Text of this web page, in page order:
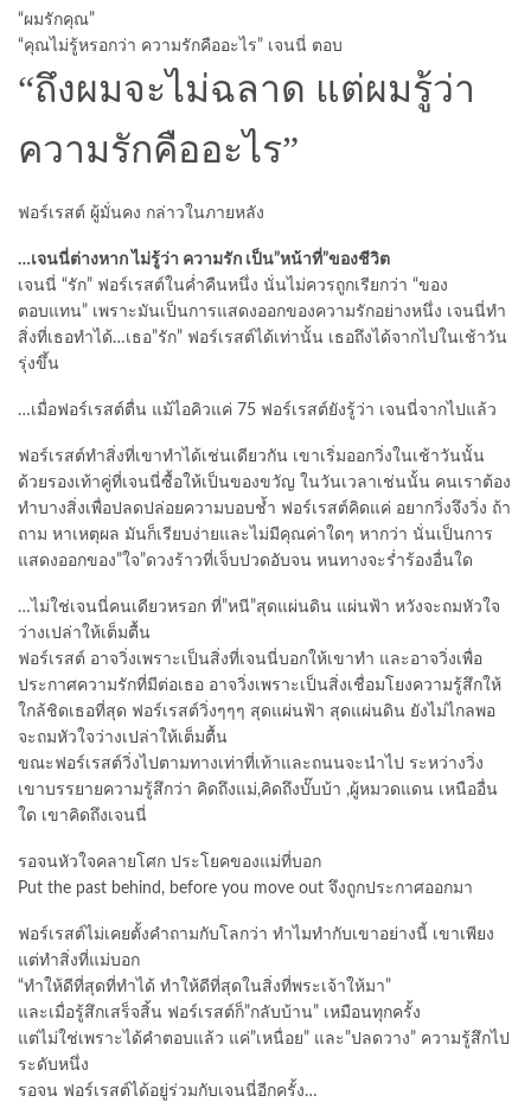
“ผมรักคุณ”
“คุณไม่รู้หรอกว่า ความรักคืออะไร” เจนนี่ ตอบ
“ถึงผมจะไม่ฉลาด แต่ผมรู้ว่า
ความรักคืออะไร”
ฟอร์เรสต์ ผู้มั่นคง กล่าวในภายหลัง
…เจนนี่ต่างหาก ไม่รู้ว่า ความรัก เป็น”หน้าที่”ของชีวิต
เจนนี่ “รัก” ฟอร์เรสต์ในค่ำคืนหนึ่ง นั่นไม่ควรถูกเรียกว่า “ของ
ตอบแทน” เพราะมันเป็นการแสดงออกของความรักอย่างหนึ่ง เจนนี่ทำ
สิ่งที่เธอทำได้…เธอ”รัก” ฟอร์เรสต์ได้เท่านั้น เธอถึงได้จากไปในเช้าวัน
รุ่งขึ้น
…เมื่อฟอร์เรสต์ตื่น แม้ไอคิวแค่ 75 ฟอร์เรสต์ยังรู้ว่า เจนนี่จากไปแล้ว
ฟอร์เรสต์ทำสิ่งที่เขาทำได้เช่นเดียวกัน เขาเริ่มออกวิ่งในเช้าวันนั้น
ด้วยรองเท้าคู่ที่เจนนี่ซื้อให้เป็นของขวัญ ในวันเวลาเช่นนั้น คนเราต้อง
ทำบางสิ่งเพื่อปลดปล่อยความบอบช้ำ ฟอร์เรสต์คิดแค่ อยากวิ่งจึงวิ่ง ถ้า
ถาม หาเหตุผล มันก็เรียบง่ายและไม่มีคุณค่าใดๆ หากว่า นั่นเป็นการ
แสดงออกของ”ใจ”ดวงร้าวที่เจ็บปวดอับจน หนทางจะร่ำร้องอื่นใด
…ไม่ใช่เจนนี่คนเดียวหรอก ที่”หนี”สุดแผ่นดิน แผ่นฟ้า หวังจะถมหัวใจ
ว่างเปล่าให้เต็มตื้น
ฟอร์เรสต์ อาจวิ่งเพราะเป็นสิ่งที่เจนนี่บอกให้เขาทำ และอาจวิ่งเพื่อ
ประกาศความรักที่มีต่อเธอ อาจวิ่งเพราะเป็นสิ่งเชื่อมโยงความรู้สึกให้
ใกล้ชิดเธอที่สุด ฟอร์เรสต์วิ่งๆๆๆ สุดแผ่นฟ้า สุดแผ่นดิน ยังไม่ไกลพอ
จะถมหัวใจว่างเปล่าให้เต็มตื้น
ขณะฟอร์เรสต์วิ่งไปตามทางเท่าที่เท้าและถนนจะนำไป ระหว่างวิ่ง
เขาบรรยายความรู้สึกว่า คิดถึงแม่,คิดถึงบั๊บบ้า ,ผู้หมวดแดน เหนืออื่น
ใด เขาคิดถึงเจนนี่
รอจนหัวใจคลายโศก ประโยคของแม่ที่บอก
Put the past behind, before you move out จึงถูกประกาศออกมา
ฟอร์เรสต์ไม่เคยตั้งคำถามกับโลกว่า ทำไมทำกับเขาอย่างนี้ เขาเพียง
แต่ทำสิ่งที่แม่บอก
“ทำให้ดีที่สุดที่ทำได้ ทำให้ดีที่สุดในสิ่งที่พระเจ้าให้มา”
และเมื่อรู้สึกเสร็จสิ้น ฟอร์เรสต์ก็”กลับบ้าน” เหมือนทุกครั้ง
แต่ไม่ใช่เพราะได้คำตอบแล้ว แค่”เหนื่อย” และ”ปลดวาง” ความรู้สึกไป
ระดับหนึ่ง
รอจน ฟอร์เรสต์ได้อยู่ร่วมกับเจนนี่อีกครั้ง…